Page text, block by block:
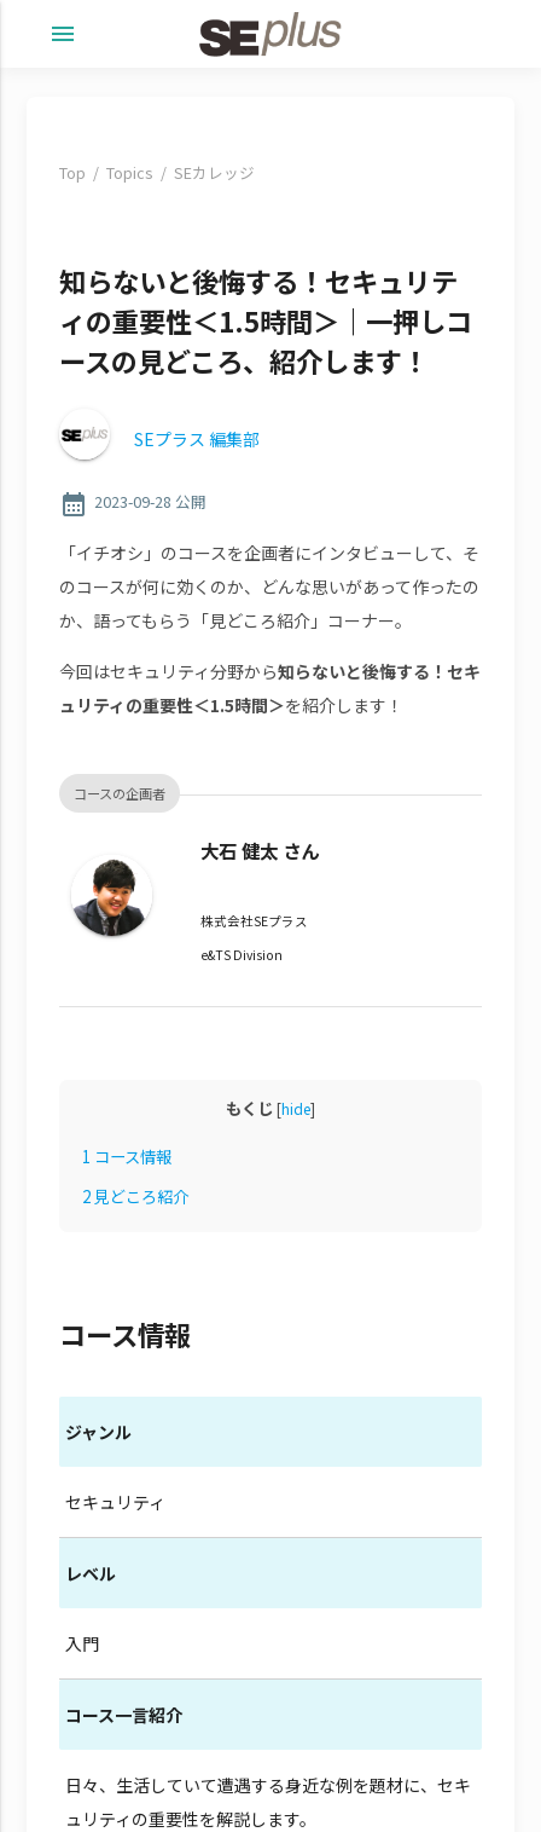
menu
Top Topics SEカレッジ
知らないと後悔する！セキュリテ
ィの重要性＜1.5時間＞｜一押しコ
ースの見どころ、紹介します！
SEプラス 編集部
calendar_month 2023-09-28 公開
「イチオシ」のコースを企画者にインタビューして、そ
のコースが何に効くのか、どんな思いがあって作ったの
か、語ってもらう「見どころ紹介」コーナー。
今回はセキュリティ分野から知らないと後悔する！セキ
ュリティの重要性＜1.5時間＞を紹介します！
コースの企画者
大石 健太 さん
株式会社SEプラス
e&TS Division
もくじ [hide]
1 コース情報
2見どころ紹介
コース情報
ジャンル
セキュリティ
レベル
入門
コース一言紹介
日々、生活していて遭遇する身近な例を題材に、セキ
ュリティの重要性を解説します。